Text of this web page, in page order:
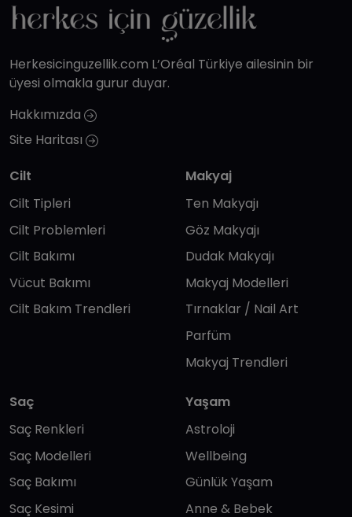
Herkesicinguzellik.com L’Oréal Türkiye ailesinin bir
üyesi olmakla gurur duyar.
Hakkımızda
Site Haritası
Cilt
Cilt Tipleri
Cilt Problemleri
Cilt Bakımı
Vücut Bakımı
Cilt Bakım Trendleri
Makyaj
Ten Makyajı
Göz Makyajı
Dudak Makyajı
Makyaj Modelleri
Tırnaklar / Nail Art
Parfüm
Makyaj Trendleri
Saç
Saç Renkleri
Saç Modelleri
Saç Bakımı
Saç Kesimi
Yaşam
Astroloji
Wellbeing
Günlük Yaşam
Anne & Bebek